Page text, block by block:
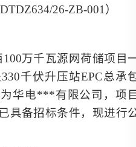
26-ZB-001 ）
万千瓦源网荷储项目
千伏升压站EPC总承
华电***有限公司 ，项
具备招标条件，现进行